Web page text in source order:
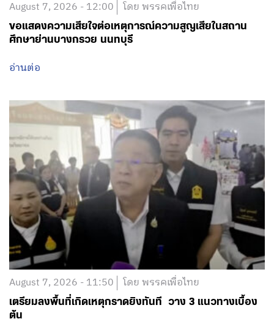
August 7, 2026 - 12:00 โดย พรรคเพื่อไทย
ขอแสดงความเสียใจต่อเหตุการณ์ความสูญเสียในสถาน
ศึกษาย่านบางกรวย นนทบุรี
อ่านต่อ
August 7, 2026 - 11:50 โดย พรรคเพื่อไทย
เตรียมลงพื้นที่เกิดเหตุกราดยิงทันที วาง 3 แนวทางเบื้อง
ต้น